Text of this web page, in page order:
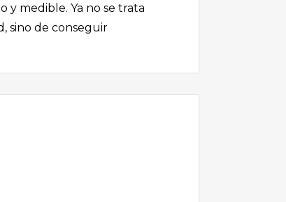
y medible. Ya no se trata
sino de conseguir